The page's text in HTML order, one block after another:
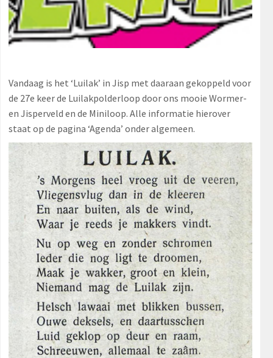
Vandaag is het ‘Luilak’ in Jisp met daaraan gekoppeld voor
de 27e keer de Luilakpolderloop door ons mooie Wormer-
en Jisperveld en de Miniloop. Alle informatie hierover
staat op de pagina ‘Agenda’ onder algemeen.